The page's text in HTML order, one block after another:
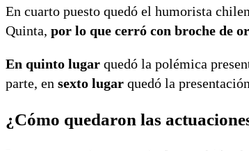
En cuarto puesto quedó el humorista
Quinta, por lo que cerró con broche de
En quinto lugar quedó la polémica
parte, en sexto lugar quedó la
¿Cómo quedaron las